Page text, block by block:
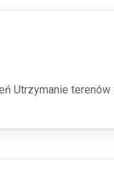
Utrzymanie terenów